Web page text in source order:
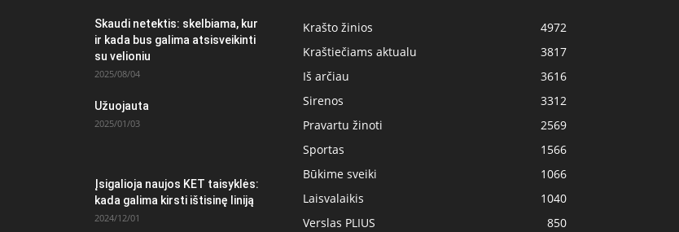
Skaudi netektis: skelbiama, kur
ir kada bus galima atsisveikinti
su velioniu
2025/08/04
Užuojauta
2025/01/03
Įsigalioja naujos KET taisyklės:
kada galima kirsti ištisinę liniją
2024/12/01
Krašto žinios
4972
Kraštiečiams aktualu
3817
Iš arčiau
3616
Sirenos
3312
Pravartu žinoti
2569
Sportas
1566
Būkime sveiki
1066
Laisvalaikis
1040
Verslas PLIUS
850